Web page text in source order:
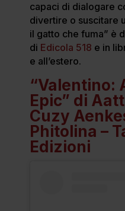
capaci di dialogare
divertire o suscitare
il gatto che fuma” è
di Edicola 518 e in
e all’estero.
“Valentino:
Epic” di
Cuzy
Phitolina –
Edizioni